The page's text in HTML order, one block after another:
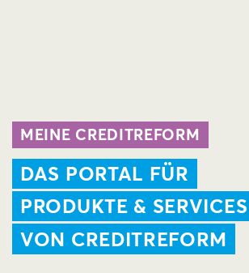
MEINE CREDITREFORM
DAS PORTAL FÜR
PRODUKTE & SERVICES
VON CREDITREFORM